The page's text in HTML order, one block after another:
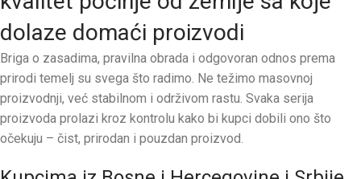
dolaze domaći proizvodi
Briga o zasadima, pravilna obrada i odgovoran odnos prema
prirodi temelj su svega što radimo. Ne težimo masovnoj
proizvodnji, već stabilnom i održivom rastu. Svaka serija
proizvoda prolazi kroz kontrolu kako bi kupci dobili ono što
očekuju – čist, prirodan i pouzdan proizvod.